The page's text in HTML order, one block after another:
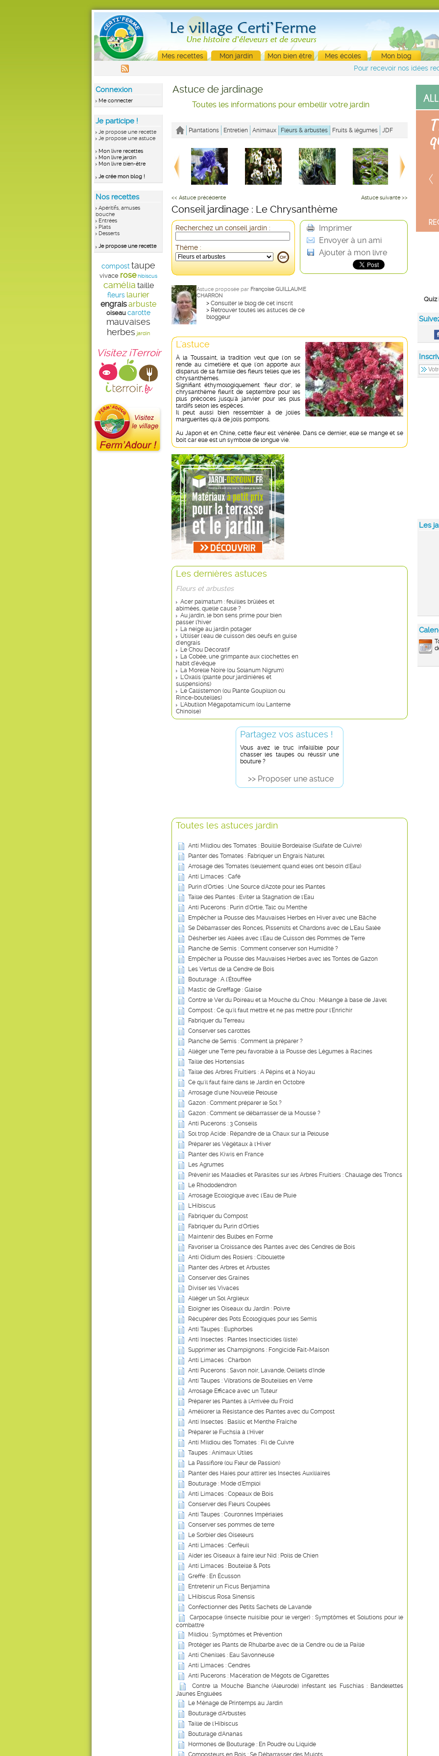
Mes recettes Mon jardin Mon bien être Mes écoles
Mon blog
Pour recevoir nos idées
Connexion
Me connecter
Je participe !
Je propose une recette
Je propose une astuce
Mon livre recettes
Mon livre jardin
Mon livre bien-être
Je crée mon blog !
Nos recettes
Apéritifs, amuses
bouche
Entrées
Plats
Desserts
Je propose une recette
compost taupe
vivace rose hibiscus
camélia taille
fleurs laurier
engraisarbuste
oiseau carotte
mauvaises
herbes jardin
Visitez iTerroir
Quiz
Les
Astuce de jardinage
Toutes les informations pour embellir votre jardin
Plantations Entretien Animaux Fleurs & arbustes Fruits & légumes JDF
Astuce suivante >>
<< Astuce précédente
Conseil jardinage : Le Chrysanthème
Recherchez un conseil jardin :
Thème :
Imprimer
Envoyer à un ami
Ajouter à mon livre
Astuce proposée par Françoise GUILLAUME
CHARRON
> Consulter le blog de cet inscrit
> Retrouver toutes les astuces de ce
bloggeur
L'astuce
À la Toussaint, la tradition veut que l'on se
rende au cimetière et que l'on apporte aux
disparus de sa famille des fleurs telles que les
chrysanthèmes.
Signifiant éthymologiquement "fleur d'or", le
chrysanthème fleurit de septembre pour les
plus précoces jusqu'à janvier pour les plus
tardifs selon les espèces.
Il peut aussi bien ressembler à de jolies
marguerites qu'à de jolis pompons.
Au Japon et en Chine, cette fleur est vénérée. Dans ce dernier, elle se mange et se
boit car elle est un symbole de longue vie.
Les dernières astuces
Fleurs et arbustes
Acer palmatum : feuilles brûlées et
abimées, quelle cause ?
Au jardin, le bon sens prime pour bien
passer l’hiver
La neige au jardin potager
Utiliser l'eau de cuisson des oeufs en guise
d'engrais
Le Chou Décoratif
La Cobée, une grimpante aux clochettes en
habit d’évêque
La Morelle Noire (ou Solanum Nigrum)
L'Oxalis (plante pour jardinières et
suspensions)
Le Callistemon (ou Plante Goupillon ou
Rince-bouteilles)
L'Abutilon Mégapotamicum (ou Lanterne
Chinoise)
Partagez vos astuces !
Vous avez le truc infaillible pour
chasser les taupes ou réussir une
bouture ?
>> Proposer une astuce
Toutes les astuces jardin
Anti Mildiou des Tomates : Bouillie Bordelaise (Sulfate de Cuivre)
Planter des Tomates : Fabriquer un Engrais Naturel
Arrosage des Tomates (seulement quand elles ont besoin d'Eau)
Anti Limaces : Café
Purin d’Orties : Une Source d'Azote pour les Plantes
Taille des Plantes : Eviter la Stagnation de l'Eau
Anti Pucerons : Purin d'Ortie, Talc ou Menthe
Empêcher la Pousse des Mauvaises Herbes en Hiver avec une Bâche
Se Débarrasser des Ronces, Pissenlits et Chardons avec de L'Eau Salée
Désherber les Allées avec l'Eau de Cuisson des Pommes de Terre
Planche de Semis : Comment conserver son Humidité ?
Empêcher la Pousse des Mauvaises Herbes avec les Tontes de Gazon
Les Vertus de la Cendre de Bois
Bouturage : A l’Étouffée
Mastic de Greffage : Glaise
Contre le Ver du Poireau et la Mouche du Chou : Mélange à base de Javel
Compost : Ce qu'il faut mettre et ne pas mettre pour l'Enrichir
Fabriquer du Terreau
Conserver ses carottes
Planche de Semis : Comment la préparer ?
Alléger une Terre peu favorable à la Pousse des Légumes à Racines
Taille des Hortensias
Taille des Arbres Fruitiers : A Pépins et à Noyau
Ce qu'il faut faire dans le Jardin en Octobre
Arrosage d'une Nouvelle Pelouse
Gazon : Comment préparer le Sol ?
Gazon : Comment se débarrasser de la Mousse ?
Anti Pucerons : 3 Conseils
Sol trop Acide : Répandre de la Chaux sur la Pelouse
Préparer les Végétaux à l'Hiver
Planter des Kiwis en France
Les Agrumes
Prévenir les Maladies et Parasites sur les Arbres Fruitiers : Chaulage des Troncs
Le Rhododendron
Arrosage Ecologique avec l'Eau de Pluie
L'Hibiscus
Fabriquer du Compost
Fabriquer du Purin d'Orties
Maintenir des Bulbes en Forme
Favoriser la Croissance des Plantes avec des Cendres de Bois
Anti Oïdium des Rosiers : Ciboulette
Planter des Arbres et Arbustes
Conserver des Graines
Diviser les Vivaces
Alléger un Sol Argileux
Eloigner les Oiseaux du Jardin : Poivre
Récupérer des Pots Écologiques pour les Semis
Anti Taupes : Euphorbes
Anti Insectes : Plantes Insecticides (liste)
Supprimer les Champignons : Fongicide Fait-Maison
Anti Limaces : Charbon
Anti Pucerons : Savon noir, Lavande, Oeillets d'Inde
Anti Taupes : Vibrations de Bouteilles en Verre
Arrosage Efficace avec un Tuteur
Préparer les Plantes à l'Arrivée du Froid
Améliorer la Résistance des Plantes avec du Compost
Anti Insectes : Basilic et Menthe Fraîche
Préparer le Fuchsia à l'Hiver
Anti Mildiou des Tomates : Fil de Cuivre
Taupes : Animaux Utiles
La Passiflore (ou Fleur de Passion)
Planter des Haies pour attirer les Insectes Auxiliaires
Bouturage : Mode d'Emploi
Anti Limaces : Copeaux de Bois
Conserver des Fleurs Coupées
Anti Taupes : Couronnes Impériales
Conserver ses pommes de terre
Le Sorbier des Oiseleurs
Anti Limaces : Cerfeuil
Aider les Oiseaux à faire leur Nid : Poils de Chien
Anti Limaces : Bouteille & Pots
Greffe : En Écusson
Entretenir un Ficus Benjamina
L'Hibiscus Rosa Sinensis
Confectionner des Petits Sachets de Lavande
Carpocapse (insecte nuisible pour le verger) : Symptômes et Solutions pour le
combattre
Mildiou : Symptômes et Prévention
Protéger les Plants de Rhubarbe avec de la Cendre ou de la Paille
Anti Chenilles : Eau Savonneuse
Anti Limaces : Cendres
Anti Pucerons : Macération de Mégots de Cigarettes
Contre la Mouche Blanche (Aleurode) infestant les Fuschias : Bandelettes
Jaunes Engluées
Le Ménage de Printemps au Jardin
Bouturage d'Arbustes
Taille de l'Hibiscus
Bouturage d'Ananas
Hormones de Bouturage : En Poudre ou Liquide
Composteurs en Bois : Se Débarrasser des Mulots